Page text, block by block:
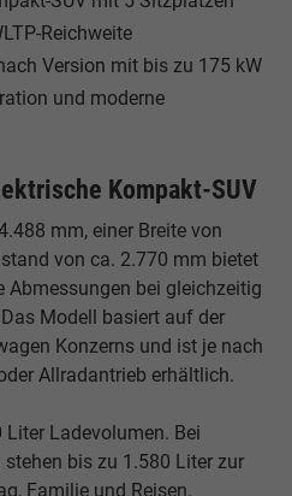
Reichweite
Version mit bis zu 175 kW
und moderne
Kompakt-SUV
mm, einer Breite von
von ca. 2.770 mm bietet
Abmessungen bei gleichzeitig
Modell basiert auf der
Konzerns und ist je nach
Allradantrieb erhältlich.
Ladevolumen. Bei
bis zu 1.580 Liter zur
Familie und Reisen.